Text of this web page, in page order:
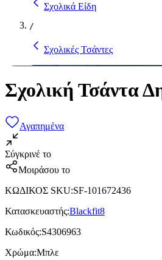
Σχολικά Είδη
/
Σχολικές Τσάντες
Σχολική Τσάντα
Αγαπημένα
Σύγκρινέ το
Μοιράσου το
ΚΩΔΙΚΟΣ SKU:SF-101672436
Κατασκευαστής:Blackfit8
Κωδικός:S4306963
Χρώμα:Μπλε